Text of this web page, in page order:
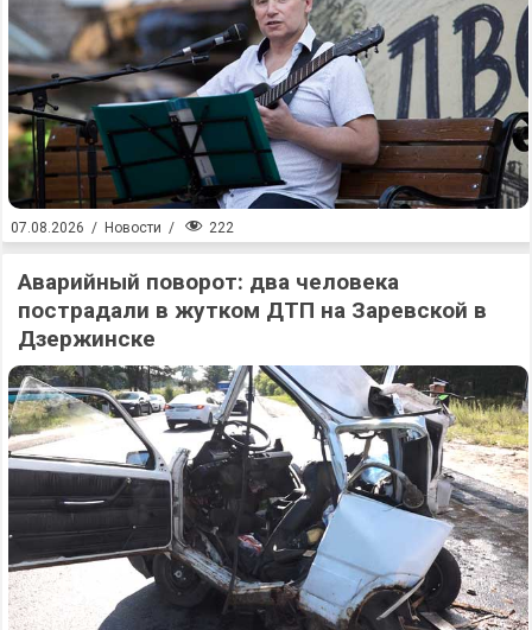
07.08.2026 / Новости / 222
Аварийный поворот: два человека
пострадали в жутком ДТП на Заревской в
Дзержинске